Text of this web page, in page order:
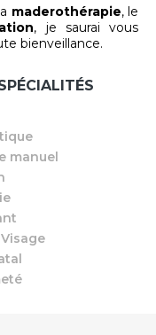
maderothérapie, le
, je saurai vous
bienveillance.
manuel